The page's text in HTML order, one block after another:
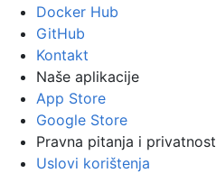
Docker Hub
GitHub
Kontakt
Naše aplikacije
App Store
Google Store
Pravna pitanja i privatnost
Uslovi korištenja